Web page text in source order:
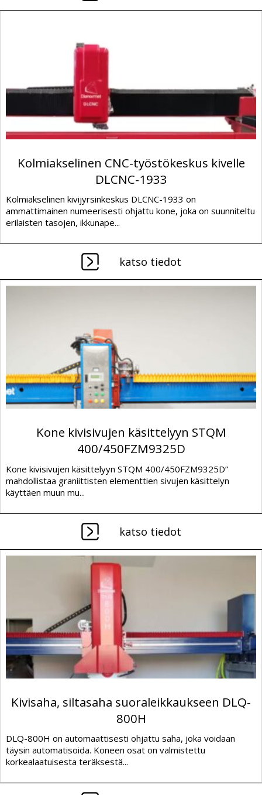
Kolmiakselinen CNC-työstökeskus kivelle
DLCNC-1933
Kolmiakselinen kivijyrsinkeskus DLCNC-1933 on
ammattimainen numeerisesti ohjattu kone, joka on suunniteltu
erilaisten tasojen, ikkunape...
katso tiedot
Kone kivisivujen käsittelyyn STQM
400/450FZM9325D
Kone kivisivujen käsittelyyn STQM 400/450FZM9325D”
mahdollistaa graniittisten elementtien sivujen käsittelyn
käyttäen muun mu...
katso tiedot
Kivisaha, siltasaha suoraleikkaukseen DLQ-
800H
DLQ-800H on automaattisesti ohjattu saha, joka voidaan
täysin automatisoida. Koneen osat on valmistettu
korkealaatuisesta teräksestä...